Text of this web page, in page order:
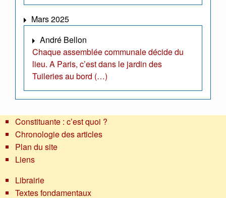
Mars 2025
André Bellon
Chaque assemblée communale décide du
lieu. A Paris, c’est dans le jardin des
Tuileries au bord (…)
Constituante : c’est quoi ?
Chronologie des articles
Plan du site
Liens
Librairie
Textes fondamentaux